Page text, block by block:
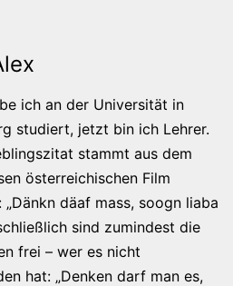
ich an der Universität in
studiert, jetzt bin ich Lehrer.
stammt aus dem
österreichischen Film
„Dänkn däaf mass, soogn liaba
sind zumindest die
frei – wer es nicht
hat: „Denken darf man es,